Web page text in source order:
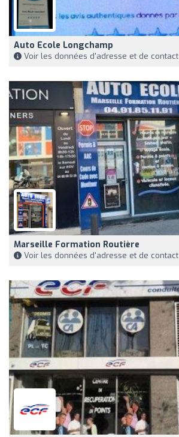
Auto Ecole Longchamp
Voir les données d'adresse et de contact
Marseille Formation Routière
Voir les données d'adresse et de contact